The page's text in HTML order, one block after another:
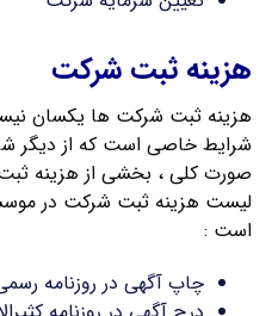
هزینه ثبت شرکت
هزینه ثبت شرکت ها یکسان
شرایط خاصی است که از دیگر
صورت کلی ، بخشی از هزینه
لیست هزینه ثبت شرکت در
است :
چاپ آگهی در روزنامه